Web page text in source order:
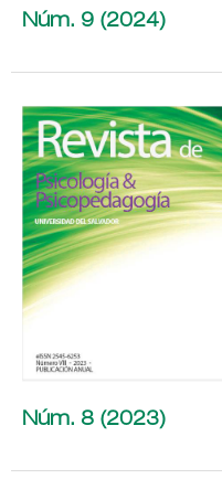
Núm. 9 (2024)
Núm. 8 (2023)